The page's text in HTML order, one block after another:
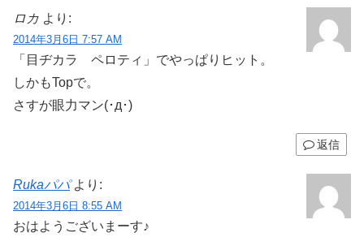
ロカ より:
2014年3月6日 7:57 AM
「目ヂカラ ペロティ」でやっぱりヒット。
しかもTopで。
さすが眼力マン(･д･)
返信
Rukaパパ より:
2014年3月6日 8:55 AM
おはようございまーす♪